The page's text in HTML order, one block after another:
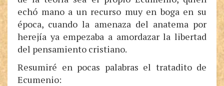
echó mano a un recurso muy en boga en su
época, cuando la amenaza del anatema por
herejía ya empezaba a amordazar la libertad
del pensamiento cristiano.
Resumiré en pocas palabras el tratadito de
Ecumenio: